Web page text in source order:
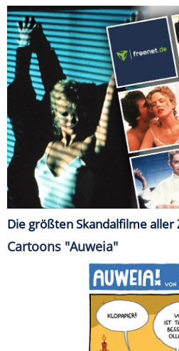
Die größten Skandalfilme aller
Cartoons "Auweia"